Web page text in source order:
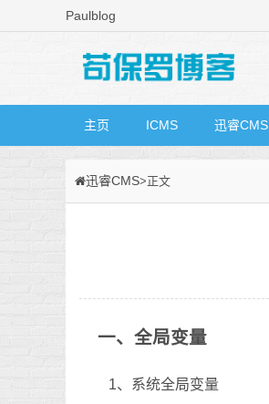
Paulblog
主页 ICMS 迅睿CMS
迅睿CMS>正文
一、全局变量
1、系统全局变量